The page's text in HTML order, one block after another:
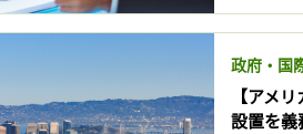
政府・国
【アメ
設置を義